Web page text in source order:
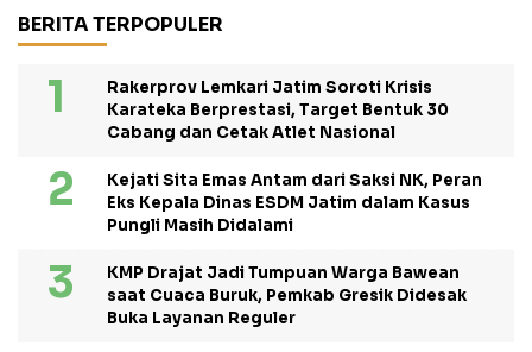
BERITA TERPOPULER
Rakerprov Lemkari Jatim Soroti Krisis
Karateka Berprestasi, Target Bentuk 30
Cabang dan Cetak Atlet Nasional
Kejati Sita Emas Antam dari Saksi NK, Peran
Eks Kepala Dinas ESDM Jatim dalam Kasus
Pungli Masih Didalami
KMP Drajat Jadi Tumpuan Warga Bawean
saat Cuaca Buruk, Pemkab Gresik Didesak
Buka Layanan Reguler